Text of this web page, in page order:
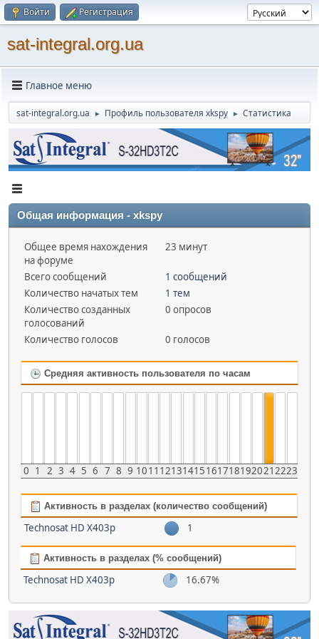
Войти Регистрация
sat-integral.org.ua
Главное меню
sat-integral.org.ua ► Профиль пользователя xkspy ► Статистика
Общая информация - xkspy
Общее время нахождения
на форуме
23 минут
Всего сообщений
1 сообщений
Количество начатых тем
1 тем
Количество созданных
голосований
0 опросов
Количество голосов 0 голосов
Средняя активность пользователя по часам
0 1 2 3 4 5 6 7 8 9 1011 121314151617181920212223
Активность в разделах (количество сообщений)
Technosat HD X403p 1
Активность в разделах (% сообщений)
Technosat HD X403p 16.67%